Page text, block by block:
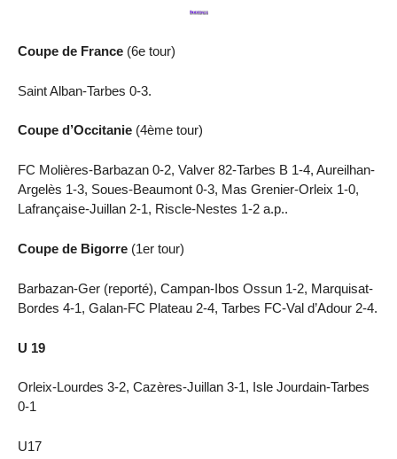
Coupe de France (6e tour)
Saint Alban-Tarbes 0-3.
Coupe d’Occitanie (4ème tour)
FC Molières-Barbazan 0-2, Valver 82-Tarbes B 1-4, Aureilhan-
Argelès 1-3, Soues-Beaumont 0-3, Mas Grenier-Orleix 1-0,
Lafrançaise-Juillan 2-1, Riscle-Nestes 1-2 a.p..
Coupe de Bigorre (1er tour)
Barbazan-Ger (reporté), Campan-Ibos Ossun 1-2, Marquisat-
Bordes 4-1, Galan-FC Plateau 2-4, Tarbes FC-Val d’Adour 2-4.
U 19
Orleix-Lourdes 3-2, Cazères-Juillan 3-1, Isle Jourdain-Tarbes
0-1
U17